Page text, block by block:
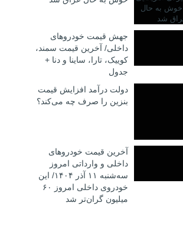
جهش قیمت خودروهای
داخلی/ آخرین قیمت سمند،
کوییک، تارا، ساینا و دنا +
جدول
دولت درآمد افزایش قیمت
بنزین را صرف چه می‌کند؟
آخرین قیمت خودروهای
داخلی و وارداتی امروز
سه‌شنبه ۱۱ آذر ۱۴۰۴/ این
خودروی داخلی امروز ۶۰
میلیون گران‌تر شد